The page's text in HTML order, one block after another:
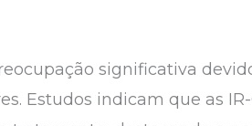
significativa
Estudos indicam que as